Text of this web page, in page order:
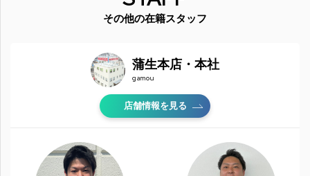
その他の在籍スタッフ
蒲生本店・本社
gamou
店舗情報を見る